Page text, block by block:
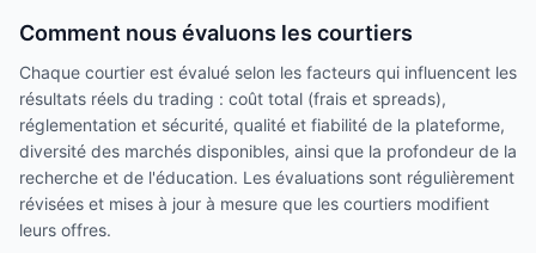
Comment nous évaluons les courtiers
Chaque courtier est évalué selon les facteurs qui influencent les
résultats réels du trading : coût total (frais et spreads),
réglementation et sécurité, qualité et fiabilité de la plateforme,
diversité des marchés disponibles, ainsi que la profondeur de la
recherche et de l'éducation. Les évaluations sont régulièrement
révisées et mises à jour à mesure que les courtiers modifient
leurs offres.